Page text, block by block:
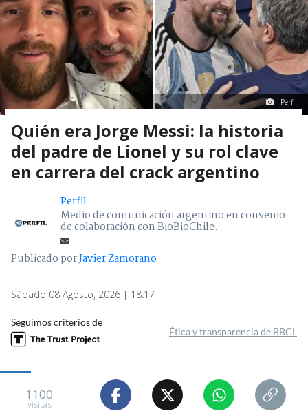
Perfil
Quién era Jorge Messi: la historia
del padre de Lionel y su rol clave
en carrera del crack argentino
Perfil
Medio de comunicación argentino en convenio
de colaboración con BioBioChile.
Publicado porJavier Zamorano
Sábado 08 Agosto, 2026 | 18:17
Seguimos criterios de
Ética y transparencia de BBCL
1100
visitas